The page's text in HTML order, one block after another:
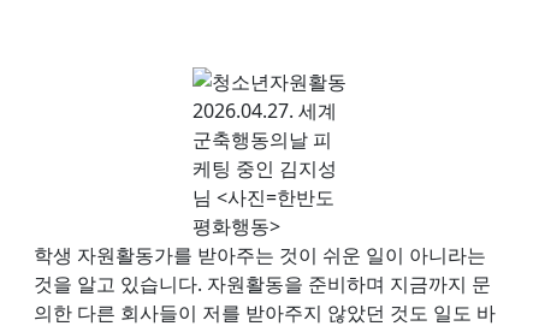
2026.04.27. 세계
군축행동의날 피
케팅 중인 김지성
님 <사진=한반도
평화행동>
학생 자원활동가를 받아주는 것이 쉬운 일이 아니라는
것을 알고 있습니다. 자원활동을 준비하며 지금까지 문
의한 다른 회사들이 저를 받아주지 않았던 것도 일도 바